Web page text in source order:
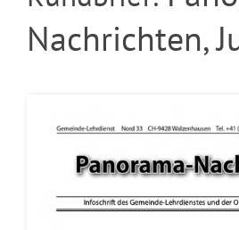
Nachrichten,